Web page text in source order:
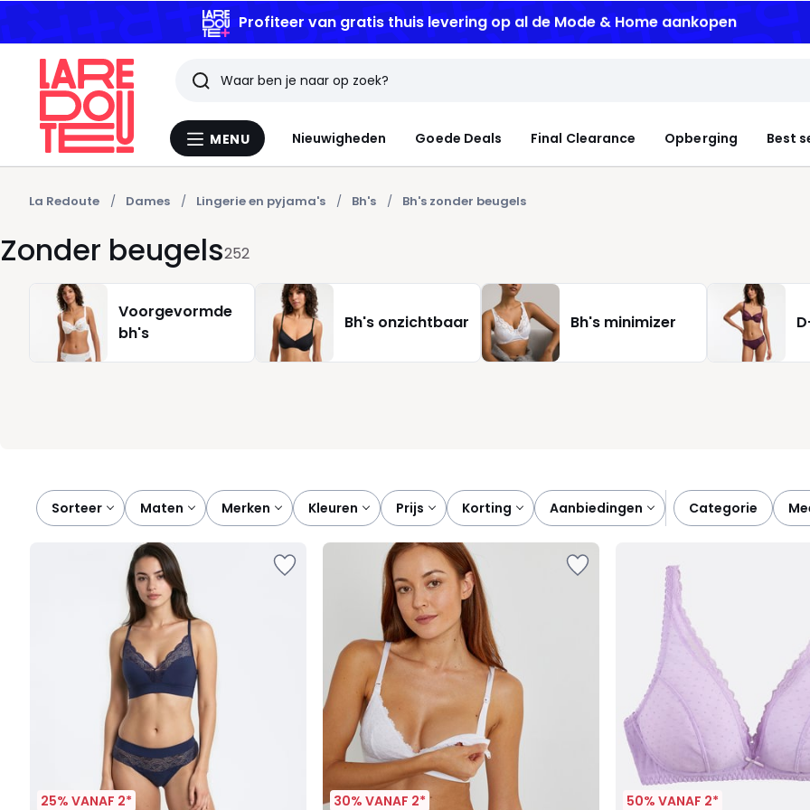
Profiteer van gratis thuis leveringop al de Mode & Home aankopen
Menu
MENU Nieuwigheden Goede Deals Final Clearance Opberging Best
Zoeken
Laatst
bekeken
artikelen
La Redoute Dames Lingerie en pyjama's Bh's Bh's zonder beugels
Zonder beugels252
Voorgevormde
bh's
Bh's onzichtbaar Bh's minimizer
Sorteer
maten merken kleuren prijs korting aanbiedingen categorie
25% VANAF 2* 30% VANAF 2* 50% VANAF 2*